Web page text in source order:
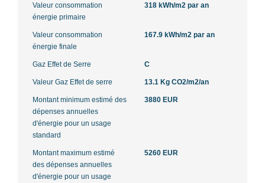
Valeur consommation
énergie primaire
318 kWh/m2 par an
Valeur consommation
énergie finale
167.9 kWh/m2 par an
Gaz Effet de Serre C
Valeur Gaz Effet de serre 13.1 Kg CO2/m2/an
Montant minimum estimé des
dépenses annuelles
d'énergie pour un usage
standard
3880 EUR
Montant maximum estimé
des dépenses annuelles
d'énergie pour un usage
5260 EUR